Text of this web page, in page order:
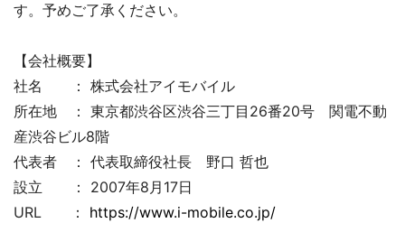
す。予めご了承ください。
【会社概要】
社名 ： 株式会社アイモバイル
所在地 ： 東京都渋谷区渋谷三丁目26番20号 関電不動
産渋谷ビル8階
代表者 ： 代表取締役社長 野口 哲也
設立 ： 2007年8月17日
URL ： https://www.i-mobile.co.jp/